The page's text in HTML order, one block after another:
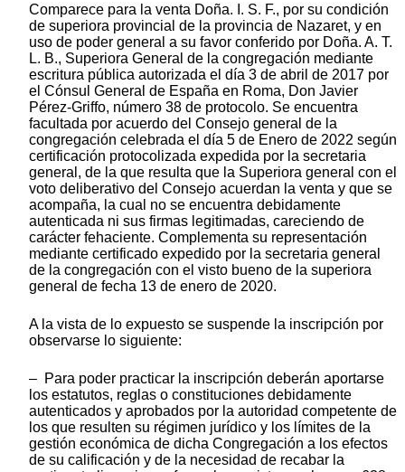
Comparece para la venta Doña. I. S. F., por su condición
de superiora provincial de la provincia de Nazaret, y en
uso de poder general a su favor conferido por Doña. A. T.
L. B., Superiora General de la congregación mediante
escritura pública autorizada el día 3 de abril de 2017 por
el Cónsul General de España en Roma, Don Javier
Pérez-Griffo, número 38 de protocolo. Se encuentra
facultada por acuerdo del Consejo general de la
congregación celebrada el día 5 de Enero de 2022 según
certificación protocolizada expedida por la secretaria
general, de la que resulta que la Superiora general con el
voto deliberativo del Consejo acuerdan la venta y que se
acompaña, la cual no se encuentra debidamente
autenticada ni sus firmas legitimadas, careciendo de
carácter fehaciente. Complementa su representación
mediante certificado expedido por la secretaria general
de la congregación con el visto bueno de la superiora
general de fecha 13 de enero de 2020.
A la vista de lo expuesto se suspende la inscripción por
observarse lo siguiente:
– Para poder practicar la inscripción deberán aportarse
los estatutos, reglas o constituciones debidamente
autenticados y aprobados por la autoridad competente de
los que resulten su régimen jurídico y los límites de la
gestión económica de dicha Congregación a los efectos
de su calificación y de la necesidad de recabar la